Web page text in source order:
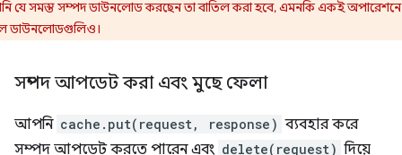
যে সমস্ত সম্পদ ডাউনলোড করছেন তা বাতিল করা হবে, এমনকি একই অপারেশনে
ডাউনলোডগুলিও।
সম্পদ আপডেট করা এবং মুছে ফেলা
আপনি cache.put(request, response) ব্যবহার করে
সম্পদ আপডেট করতে পারেন এবং delete(request) দিয়ে